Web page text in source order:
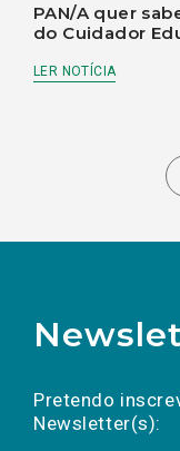
PAN/A quer
do Cuidador
LER NOTÍCIA
Pretendo
Newsletter(s):
a(s)
mail